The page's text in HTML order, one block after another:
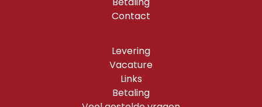
Contact
Levering
Vacature
Links
Betaling